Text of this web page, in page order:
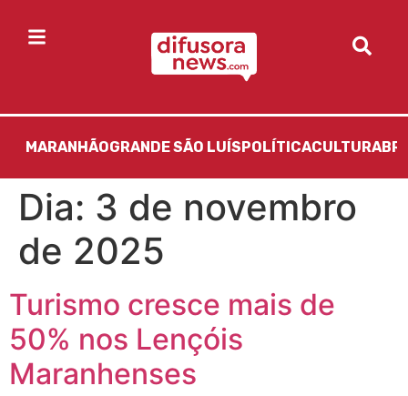
MARANHÃOGRANDE SÃO LUÍS POLÍTICACULTURA
Dia: 3 de novembro
de 2025
Turismo cresce mais de
50% nos Lençóis
Maranhenses